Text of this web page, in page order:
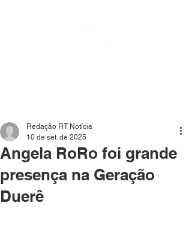
Angela RoRo foi grande
presença na Geração
Duerê
Redação RT Notícia
10 de set. de 2025